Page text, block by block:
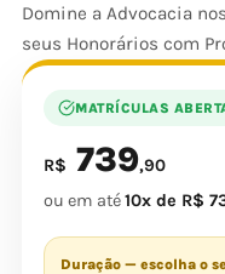
Domine a Advocacia
seus Honorários com
MATRÍCULAS
R$ 739,90
ou em até10x de R$
Duração — escolha o